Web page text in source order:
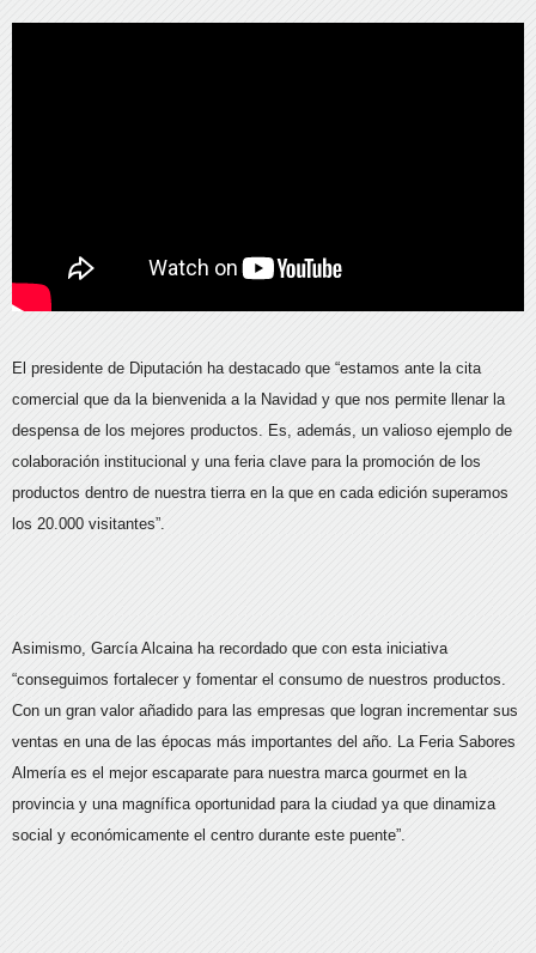
El presidente de Diputación ha destacado que “estamos ante la cita
comercial que da la bienvenida a la Navidad y que nos permite llenar la
despensa de los mejores productos. Es, además, un valioso ejemplo de
colaboración institucional y una feria clave para la promoción de los
productos dentro de nuestra tierra en la que en cada edición superamos
los 20.000 visitantes”.
Asimismo, García Alcaina ha recordado que con esta iniciativa
“conseguimos fortalecer y fomentar el consumo de nuestros productos.
Con un gran valor añadido para las empresas que logran incrementar sus
ventas en una de las épocas más importantes del año. La Feria Sabores
Almería es el mejor escaparate para nuestra marca gourmet en la
provincia y una magnífica oportunidad para la ciudad ya que dinamiza
social y económicamente el centro durante este puente”.